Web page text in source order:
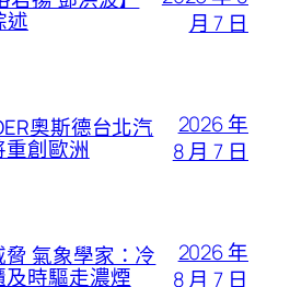
述
月 7 日
奧斯德台北汽
創歐洲
2026 年
8 月 7 日
氣象學家：冷
時驅走濃煙
2026 年
8 月 7 日